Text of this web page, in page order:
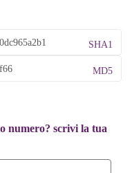
SHA1
MD5
numero? scrivi la tua